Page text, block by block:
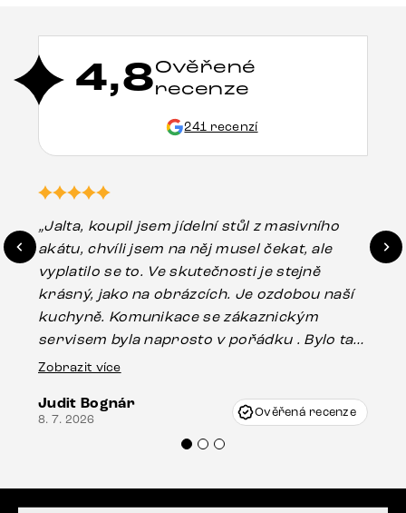
4,8Ověřené
recenze
241 recenzí
„Jalta, koupil jsem jídelní stůl z masivního
akátu, chvíli jsem na něj musel čekat, ale
vyplatilo se to. Ve skutečnosti je stejně
krásný, jako na obrázcích. Je ozdobou naší
kuchyně. Komunikace se zákaznickým
servisem byla naprosto v pořádku . Bylo tam
drobné poškození u nohy stolu, které mohlo
Vincze mi velmi korektně vyšli vstříc.
Doporučuji produkty Delife všem.“
Zobrazit více
Judit Bognár
8. 7. 2026 Ověřená recenze